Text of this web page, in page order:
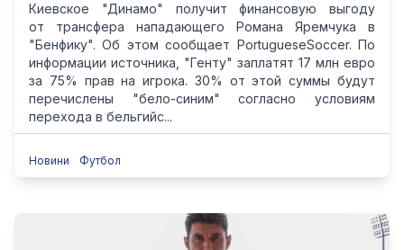
Киевское "Динамо" получит финансовую выгоду
от трансфера нападающего Романа Яремчука в
"Бенфику". Об этом сообщает PortugueseSoccer. По
информации источника, "Генту" заплатят 17 млн евро
за 75% прав на игрока. 30% от этой суммы будут
перечислены "бело-синим" согласно условиям
перехода в бельгийс...
Новини Футбол